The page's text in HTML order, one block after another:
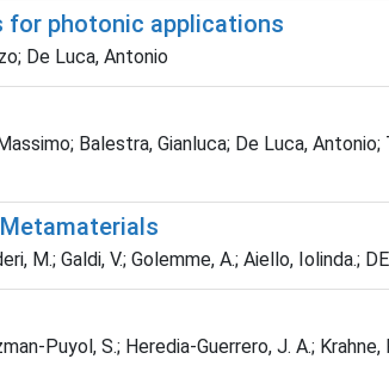
for photonic applications
De Luca, Antonio
Balestra, Gianluca; De Luca, Antonio;
M.; Galdi, V.; Golemme, A.; Aiello, Iolinda.;
Puyol, S.; Heredia-Guerrero, J. A.; Krahne,